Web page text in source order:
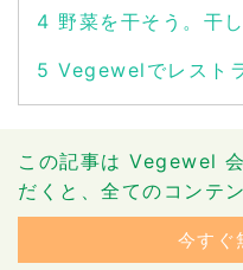
4 野菜を干そう。干
5 Vegewelでレスト
この記事は Vegewel
だくと、全てのコンテ
今すぐ